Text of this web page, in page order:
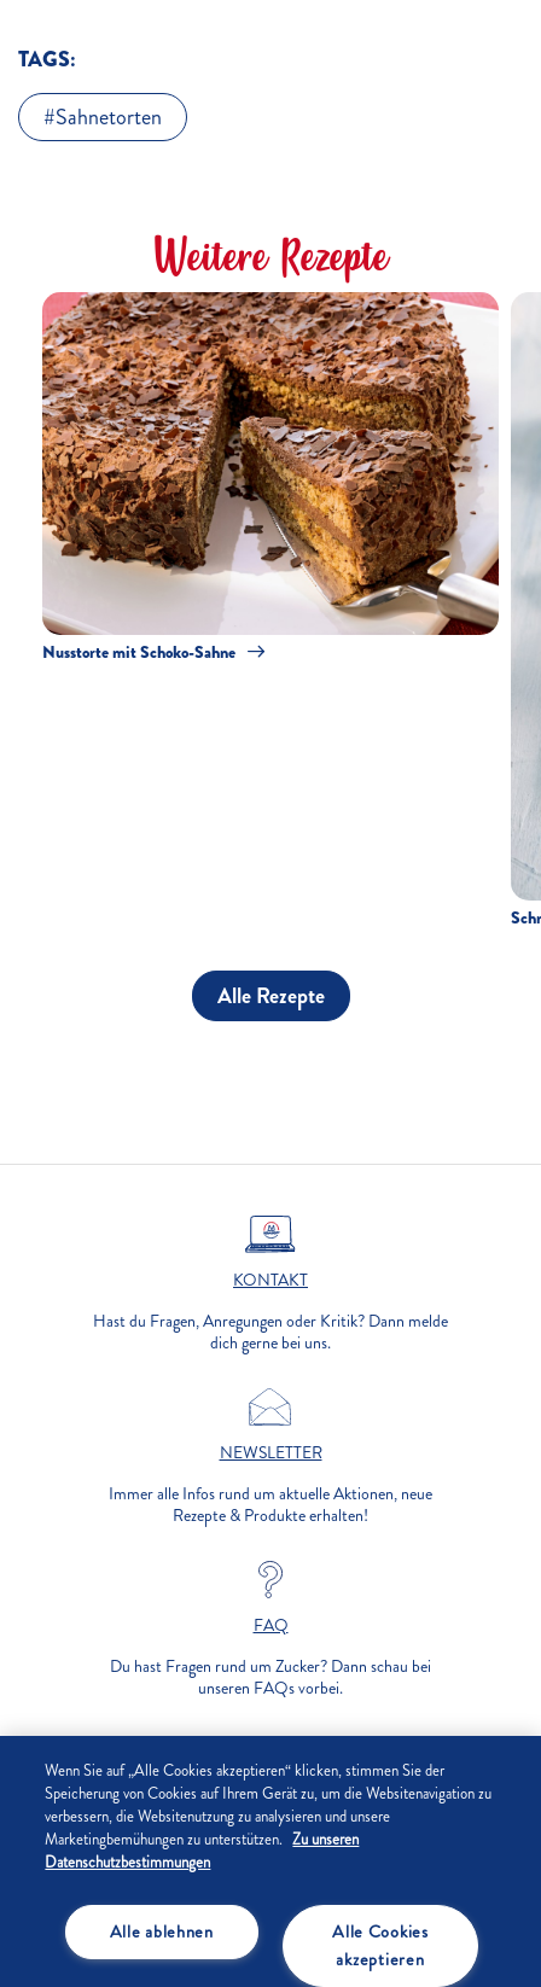
TAGS:
Sahnetorten
Weitere Rezepte
Nusstorte mit Schoko-Sahne
Alle Rezepte
KONTAKT
Hast du Fragen, Anregungen oder Kritik? Dann melde
dich gerne bei uns.
NEWSLETTER
Immer alle Infos rund um aktuelle Aktionen, neue
Rezepte & Produkte erhalten!
FAQ
Du hast Fragen rund um Zucker? Dann schau bei
unseren FAQs vorbei.
UNTERNEHMEN
DATENSCHUTZ
COOKIE-EINSTELLUNGEN
Wenn Sie auf „Alle Cookies akzeptieren“ klicken, stimmen Sie der
Speicherung von Cookies auf Ihrem Gerät zu, um die Websitenavigation zu
verbessern, die Websitenutzung zu analysieren und unsere
Marketingbemühungen zu unterstützen. Zu unseren
Datenschutzbestimmungen
Alle Cookies
akzeptieren
Alle ablehnen